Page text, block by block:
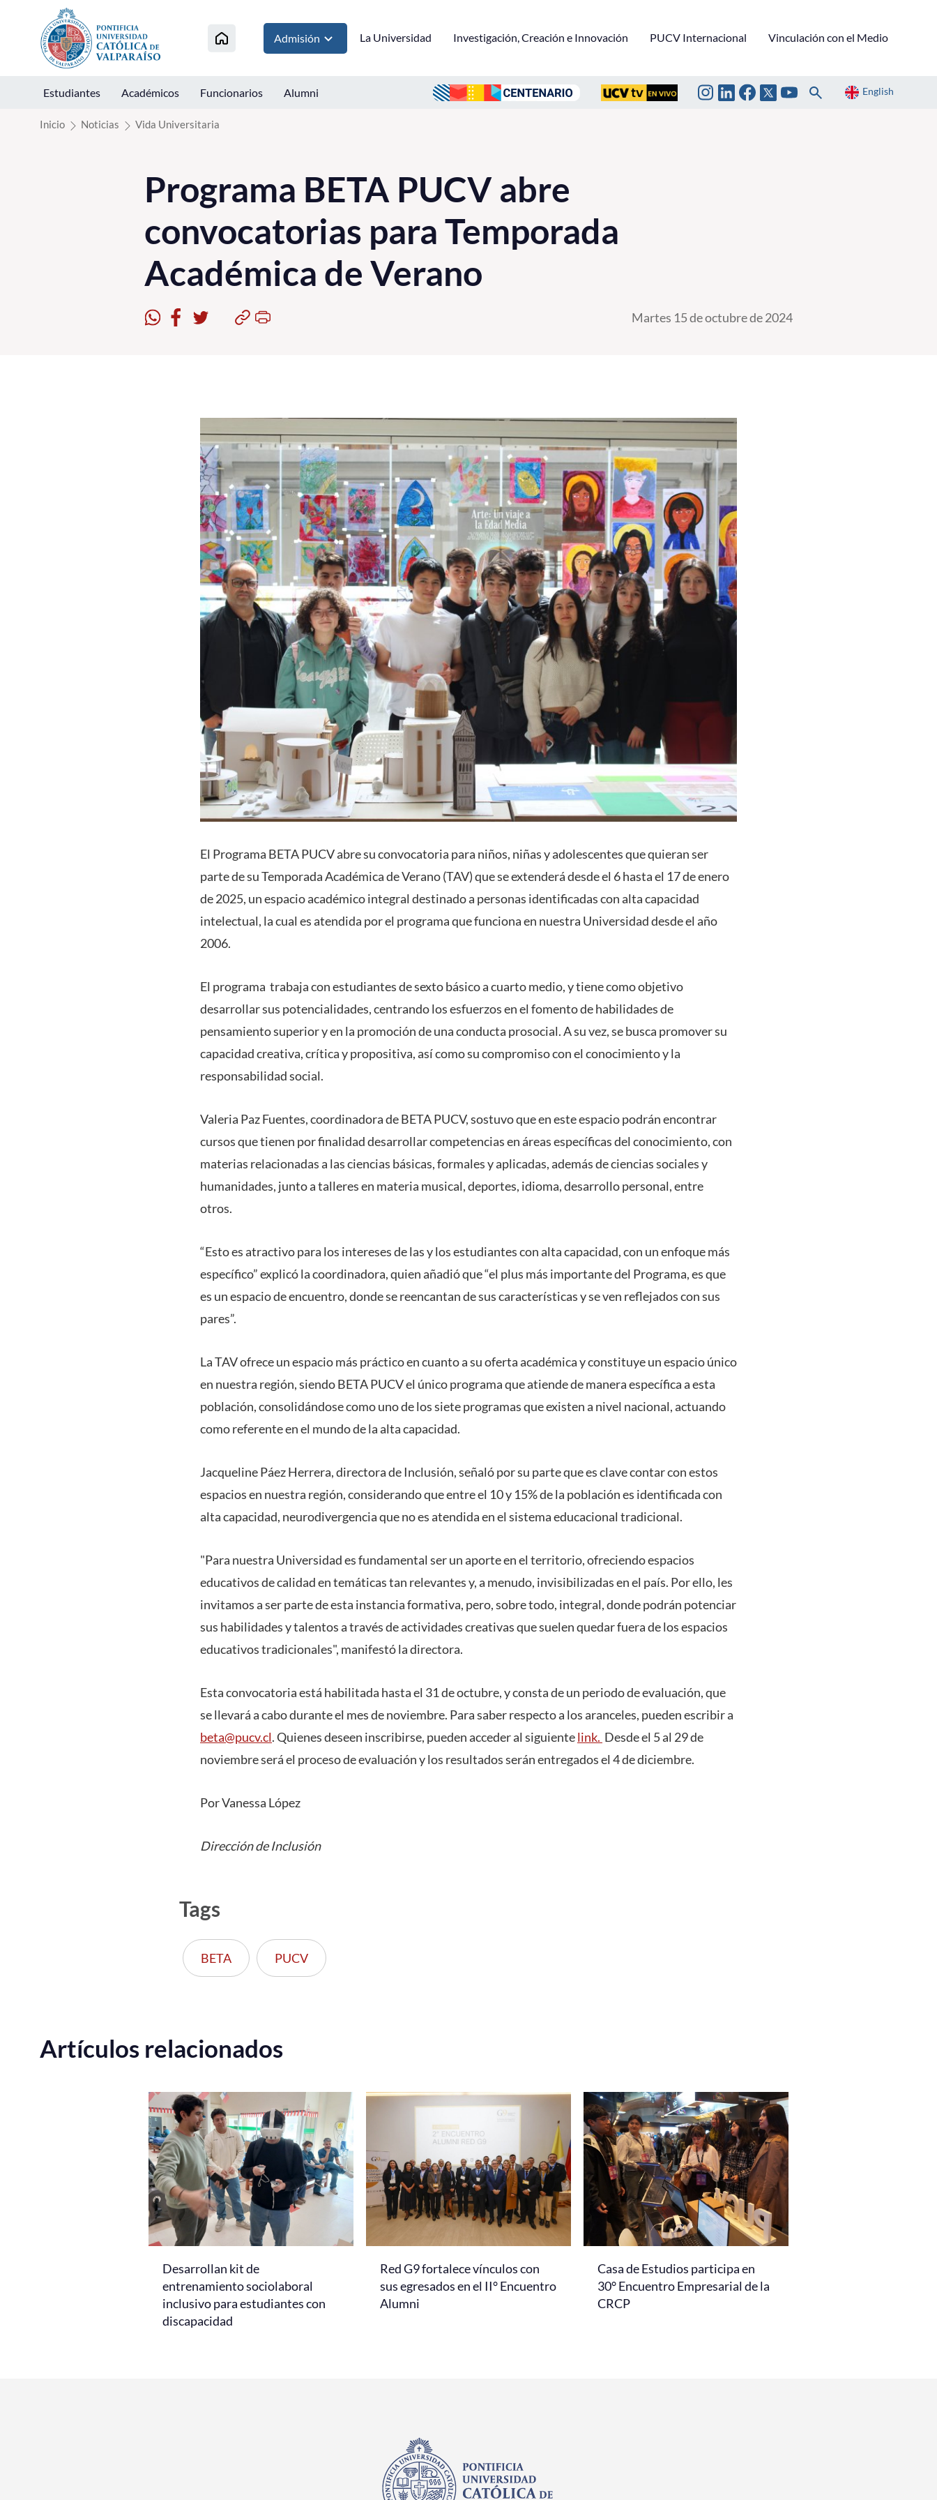
Click acá para ir directamente al contenido
Admisión La Universidad Investigación, Creación e Innovación PUCV Internacional Vinculación con el Medio
Estudiantes Académicos Funcionarios Alumni English
Inicio Noticias Vida Universitaria
Programa BETA PUCV abre
convocatorias para Temporada
Académica de Verano
Martes 15 de octubre de 2024
El Programa BETA PUCV abre su convocatoria para niños, niñas y adolescentes que quieran ser
parte de su Temporada Académica de Verano (TAV) que se extenderá desde el 6 hasta el 17 de enero
de 2025, un espacio académico integral destinado a personas identificadas con alta capacidad
intelectual, la cual es atendida por el programa que funciona en nuestra Universidad desde el año
2006.
El programa trabaja con estudiantes de sexto básico a cuarto medio, y tiene como objetivo
desarrollar sus potencialidades, centrando los esfuerzos en el fomento de habilidades de
pensamiento superior y en la promoción de una conducta prosocial. A su vez, se busca promover su
capacidad creativa, crítica y propositiva, así como su compromiso con el conocimiento y la
responsabilidad social.
Valeria Paz Fuentes, coordinadora de BETA PUCV, sostuvo que en este espacio podrán encontrar
cursos que tienen por finalidad desarrollar competencias en áreas específicas del conocimiento, con
materias relacionadas a las ciencias básicas, formales y aplicadas, además de ciencias sociales y
humanidades, junto a talleres en materia musical, deportes, idioma, desarrollo personal, entre
otros.
“Esto es atractivo para los intereses de las y los estudiantes con alta capacidad, con un enfoque más
específico” explicó la coordinadora, quien añadió que “el plus más importante del Programa, es que
es un espacio de encuentro, donde se reencantan de sus características y se ven reflejados con sus
pares”.
La TAV ofrece un espacio más práctico en cuanto a su oferta académica y constituye un espacio único
en nuestra región, siendo BETA PUCV el único programa que atiende de manera específica a esta
población, consolidándose como uno de los siete programas que existen a nivel nacional, actuando
como referente en el mundo de la alta capacidad.
Jacqueline Páez Herrera, directora de Inclusión, señaló por su parte que es clave contar con estos
espacios en nuestra región, considerando que entre el 10 y 15% de la población es identificada con
alta capacidad, neurodivergencia que no es atendida en el sistema educacional tradicional.
"Para nuestra Universidad es fundamental ser un aporte en el territorio, ofreciendo espacios
educativos de calidad en temáticas tan relevantes y, a menudo, invisibilizadas en el país. Por ello, les
invitamos a ser parte de esta instancia formativa, pero, sobre todo, integral, donde podrán potenciar
sus habilidades y talentos a través de actividades creativas que suelen quedar fuera de los espacios
educativos tradicionales", manifestó la directora.
Esta convocatoria está habilitada hasta el 31 de octubre, y consta de un periodo de evaluación, que
se llevará a cabo durante el mes de noviembre. Para saber respecto a los aranceles, pueden escribir a
beta@pucv.cl. Quienes deseen inscribirse, pueden acceder al siguientelink. Desde el 5 al 29 de
noviembre será el proceso de evaluación y los resultados serán entregados el 4 de diciembre.
Por Vanessa López
Dirección de Inclusión
Tags
BETA PUCV
Artículos relacionados
Desarrollan kit de
entrenamiento sociolaboral
inclusivo para estudiantes con
discapacidad
Red G9 fortalece vínculos con
sus egresados en el II° Encuentro
Alumni
Casa de Estudios participa en
30° Encuentro Empresarial de la
CRCP